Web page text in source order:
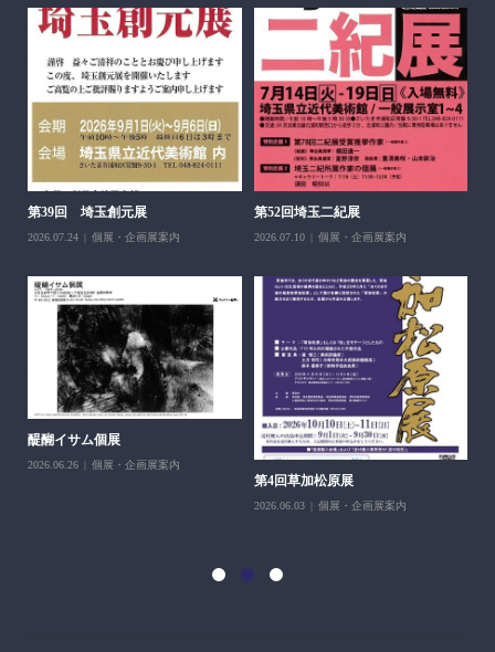
第39回 埼玉創元展
2026.07.24 個展・企画展案内
第52回埼玉二紀展
2026.07.10 個展・企画展案内
醍醐イサム個展
2026.06.26 個展・企画展案内
第4回草加松原展
2026.06.03 個展・企画展案内